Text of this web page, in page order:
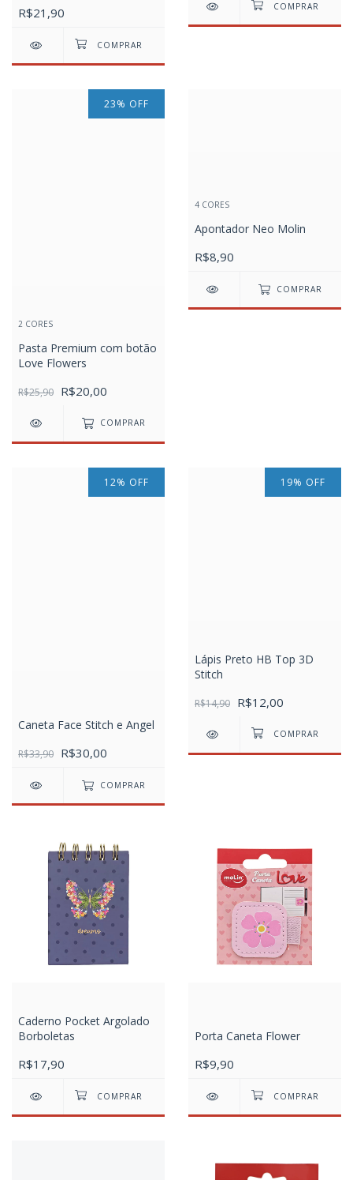
R$21,90
23% OFF
2 CORES
Pasta Premium com botão
Love Flowers
R$25,90 R$20,00
COMPRAR
4 CORES
Apontador Neo Molin
R$8,90
COMPRAR
12% OFF
Caneta Face Stitch e Angel
R$33,90 R$30,00
COMPRAR
19% OFF
Lápis Preto HB Top 3D
Stitch
R$14,90 R$12,00
Caderno Pocket Argolado
Borboletas
R$17,90
Porta Caneta Flower
R$9,90